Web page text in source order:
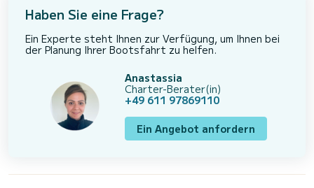
Haben Sie eine Frage?
Ein Experte steht Ihnen zur Verfügung, um Ihnen bei
der Planung Ihrer Bootsfahrt zu helfen.
Anastassia
Charter-Berater(in)
+49 611 97869110
Ein Angebot anfordern